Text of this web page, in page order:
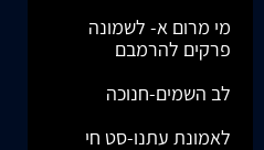
מי מרום א- לשמונה
פרקים להרמבם
לב השמים-חנוכה
לאמונת עתנו-סט חי